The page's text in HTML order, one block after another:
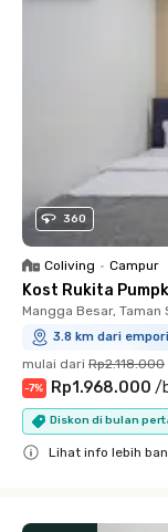
360
Coliving • Campur
Kost Rukita
Mangga Besar, Taman
3.8 km dari
mulai dari Rp2.118.000
-7% Rp1.968.000 /
Diskon di bulan
Lihat info lebih